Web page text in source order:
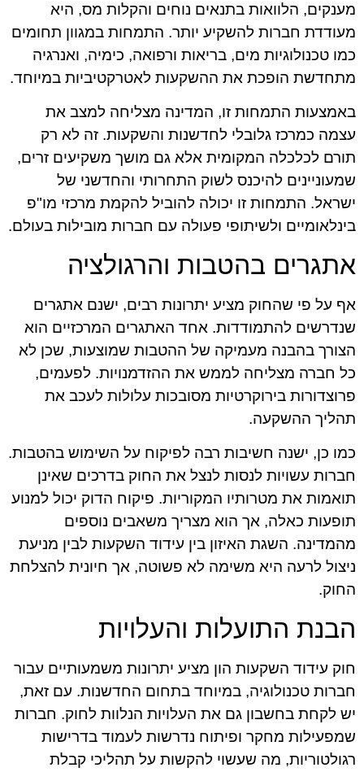
מענקים, הלוואות בתנאים נוחים והקלות מס, היא
מעודדת חברות להשקיע יותר. התמחות במגוון תחומים
כמו טכנולוגיות מים, בריאות ורפואה, כימיה, ואנרגיה
מתחדשת הופכת את ההשקעות לאטרקטיביות במיוחד.
באמצעות התמחות זו, המדינה מצליחה למצב את
עצמה כמרכז גלובלי לחדשנות והשקעות. זה לא רק
תורם לכלכלה המקומית אלא גם מושך משקיעים זרים,
שמעוניינים להיכנס לשוק התחרותי והחדשני של
ישראל. התמחות זו יכולה להוביל להקמת מרכזי מו"פ
בינלאומיים ולשיתופי פעולה עם חברות מובילות בעולם.
אתגרים בהטבות והרגולציה
אף על פי שהחוק מציע יתרונות רבים, ישנם אתגרים
שנדרשים להתמודדות. אחד האתגרים המרכזיים הוא
הצורך בהבנה מעמיקה של ההטבות שמוצעות, שכן לא
כל חברה מצליחה לממש את ההזדמנויות. לפעמים,
פרוצדורות בירוקרטיות מסובכות עלולות לעכב את
תהליך ההשקעה.
כמו כן, ישנה חשיבות רבה לפיקוח על השימוש בהטבות.
חברות עשויות לנסות לנצל את החוק בדרכים שאינן
תואמות את מטרותיו המקוריות. פיקוח הדוק יכול למנוע
תופעות כאלה, אך הוא מצריך משאבים נוספים
מהמדינה. השגת האיזון בין עידוד השקעות לבין מניעת
ניצול לרעה היא משימה לא פשוטה, אך חיונית להצלחת
החוק.
הבנת התועלות והעלויות
חוק עידוד השקעות הון מציע יתרונות משמעותיים עבור
חברות טכנולוגיה, במיוחד בתחום החדשנות. עם זאת,
יש לקחת בחשבון גם את העלויות הנלוות לחוק. חברות
שמפעילות מחקר ופיתוח נדרשות לעמוד בדרישות
רגולטוריות, מה שעשוי להקשות על תהליכי קבלת